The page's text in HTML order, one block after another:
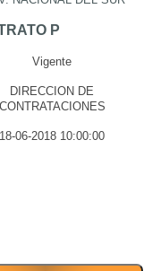
P
Vigente
DIRECCION DE
CONTRATACIONES
18-06-2018 10:00:00